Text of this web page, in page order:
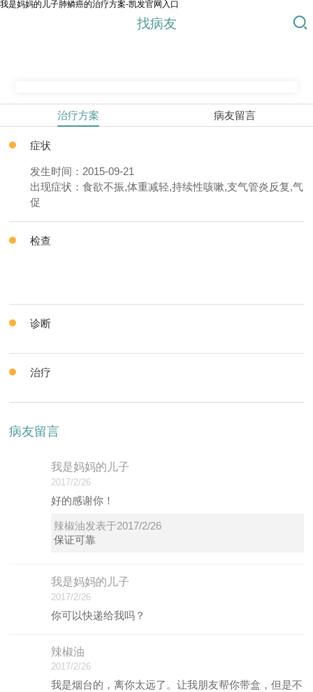
我是妈妈的儿子肺鳞癌的治疗方案-凯发官网入口
找病友
治疗方案 病友留言
症状
发生时间：2015-09-21
出现症状：食欲不振,体重减轻,持续性咳嗽,支气管炎反复,气
促
检查
诊断
治疗
病友留言
我是妈妈的儿子
2017/2/26
好的感谢你！
辣椒油发表于2017/2/26
保证可靠
我是妈妈的儿子
2017/2/26
你可以快递给我吗？
辣椒油
2017/2/26
我是烟台的，离你太远了。让我朋友帮你带盒，但是不